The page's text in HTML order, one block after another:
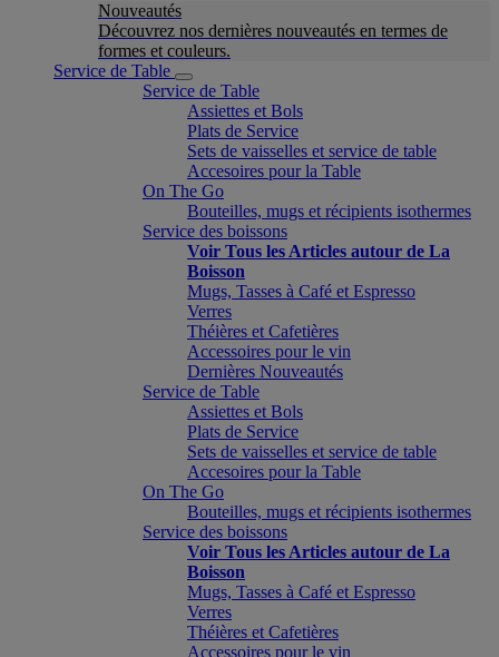
Nouveautés
Découvrez nos dernières nouveautés en termes de
formes et couleurs.
Service de Table
Service de Table
Assiettes et Bols
Plats de Service
Sets de vaisselles et service de table
Accesoires pour la Table
On The Go
Bouteilles, mugs et récipients isothermes
Service des boissons
Voir Tous les Articles autour de La
Boisson
Mugs, Tasses à Café et Espresso
Verres
Théières et Cafetières
Accessoires pour le vin
Dernières Nouveautés
Service de Table
Assiettes et Bols
Plats de Service
Sets de vaisselles et service de table
Accesoires pour la Table
On The Go
Bouteilles, mugs et récipients isothermes
Service des boissons
Voir Tous les Articles autour de La
Boisson
Mugs, Tasses à Café et Espresso
Verres
Théières et Cafetières
Accessoires pour le vin